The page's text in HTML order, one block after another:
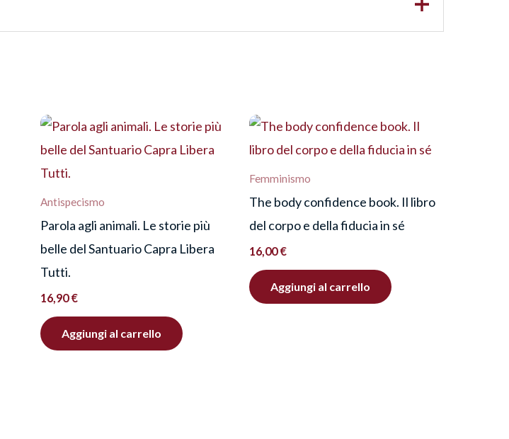
Antispecismo
Parola agli animali. Le storie più
belle del Santuario Capra Libera
Tutti.
16,90€
Aggiungi al carrello
Femminismo
The body confidence book. Il libro
del corpo e della fiducia in sé
16,00€
Aggiungi al carrello